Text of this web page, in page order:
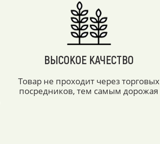
ВЫСОКОЕ КАЧЕСТВО
Товар не проходит через торговых
посредников, тем самым дорожая